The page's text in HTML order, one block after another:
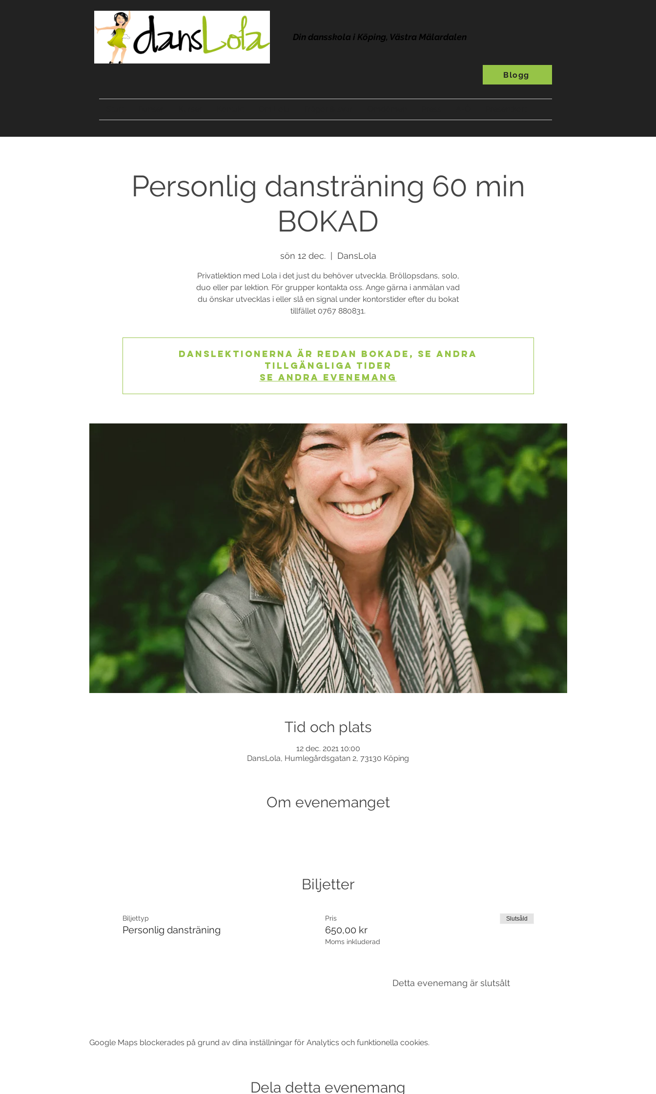
Din dansskola i Köping, Västra Mälardalen
Blogg
Personlig dansträning 60 min
BOKAD
sön 12 dec.
  |
DansLola
Privatlektion med Lola i det just du behöver utveckla. Bröllopsdans, solo,
duo eller par lektion. För grupper kontakta oss. Ange gärna i anmälan vad
du önskar utvecklas i eller slå en signal under kontorstider efter du bokat
tillfället 0767 880831.
Danslektionerna är redan bokade, se andra
tillgängliga tider
Se andra evenemang
Tid och plats
12 dec. 2021 10:00
DansLola, Humlegårdsgatan 2, 73130 Köping
Om evenemanget
Biljetter
Biljettyp
Personlig dansträning
Pris
650,00 kr
Moms inkluderad
Slutsåld
Detta evenemang är slutsålt
Google Maps blockerades på grund av dina inställningar för Analytics och funktionella cookies.
Dela detta evenemang